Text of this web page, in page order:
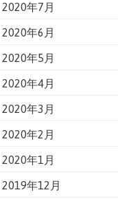
2020年7月
2020年6月
2020年5月
2020年4月
2020年3月
2020年2月
2020年1月
2019年12月